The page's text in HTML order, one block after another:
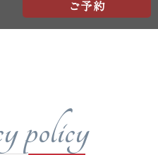
ご予約
policy